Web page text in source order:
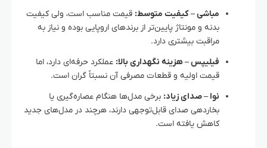
مباشی – کیفیت متوسط: قیمت مناسب است، ولی کیفیت
بدنه و مونتاژ پایین‌تر از برندهای اروپایی بوده و نیاز به
مراقبت بیشتری دارد.
فیلیپس – هزینه نگهداری بالا: عملکرد حرفه‌ای دارد، اما
قیمت اولیه و قطعات مصرفی آن نسبتاً گران است.
نوا – صدای زیاد: برخی مدل‌ها هنگام عصاره‌گیری یا
بخاردهی صدای قابل‌توجهی دارند، هرچند در مدل‌های جدید
کاهش یافته است.